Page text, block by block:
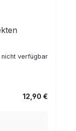
nicht verfügbar
12,90 €